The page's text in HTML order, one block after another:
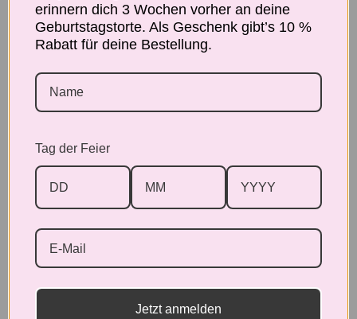
Kundenbewertungen
Schreiben Sie die erste Bewertung
Bewertung schreiben
erinnern dich 3 Wochen vorher an deine
Geburtstagstorte. Als Geschenk gibt’s 10 %
Rabatt für deine Bestellung.
Tag der Feier
Jetzt anmelden